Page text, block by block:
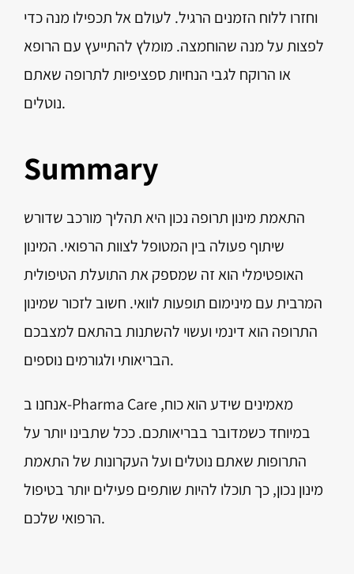
וחזרו ללוח הזמנים הרגיל. לעולם אל תכפילו מנה כדי
לפצות על מנה שהוחמצה. מומלץ להתייעץ עם הרופא
או הרוקח לגבי הנחיות ספציפיות לתרופה שאתם
נוטלים.
Summary
התאמת מינון תרופה נכון היא תהליך מורכב שדורש
שיתוף פעולה בין המטופל לצוות הרפואי. המינון
האופטימלי הוא זה שמספק את התועלת הטיפולית
המרבית עם מינימום תופעות לוואי. חשוב לזכור שמינון
התרופה הוא דינמי ועשוי להשתנות בהתאם למצבכם
הבריאותי ולגורמים נוספים.
אנחנו ב-Pharma Care מאמינים שידע הוא כוח,
במיוחד כשמדובר בבריאותכם. ככל שתבינו יותר על
התרופות שאתם נוטלים ועל העקרונות של התאמת
מינון נכון, כך תוכלו להיות שותפים פעילים יותר בטיפול
הרפואי שלכם.